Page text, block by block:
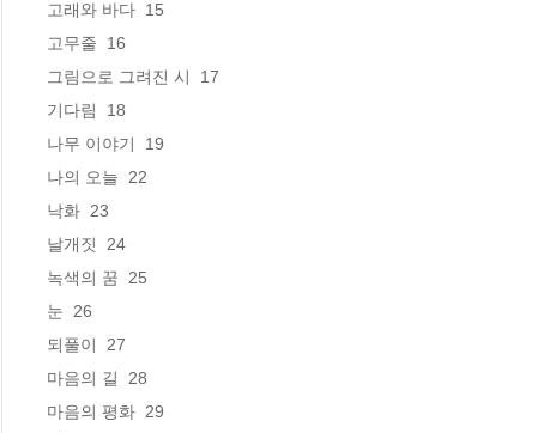
고래와 바다  15
고무줄  16
그림으로 그려진 시  17
기다림  18
나무 이야기  19
나의 오늘  22
낙화  23
날개짓  24
녹색의 꿈  25
눈  26
되풀이  27
마음의 길  28
마음의 평화  29